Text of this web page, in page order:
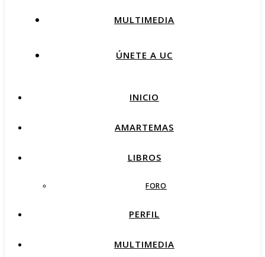
MULTIMEDIA
ÚNETE A UC
INICIO
AMARTEMAS
LIBROS
FORO
PERFIL
MULTIMEDIA